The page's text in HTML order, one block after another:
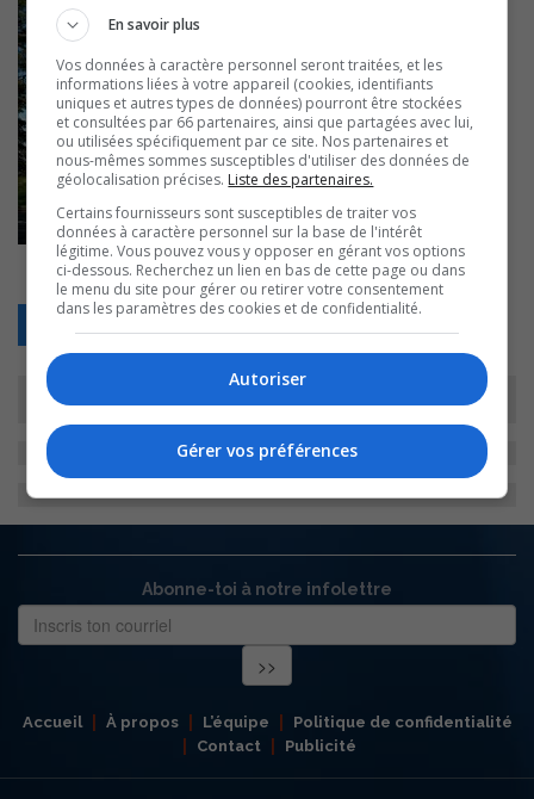
Abonne-toi à notre infolettre
Accueil À propos L’équipe
Politique de confidentialité
Contact
Publicité
En savoir plus
Vos données à caractère personnel seront traitées, et les
informations liées à votre appareil (cookies, identifiants
uniques et autres types de données) pourront être stockées
et consultées par 66 partenaires, ainsi que partagées avec lui,
ou utilisées spécifiquement par ce site. Nos partenaires et
nous-mêmes sommes susceptibles d'utiliser des données de
géolocalisation précises. Liste des partenaires.
Certains fournisseurs sont susceptibles de traiter vos
données à caractère personnel sur la base de l'intérêt
légitime. Vous pouvez vous y opposer en gérant vos options
ci-dessous. Recherchez un lien en bas de cette page ou dans
le menu du site pour gérer ou retirer votre consentement
dans les paramètres des cookies et de confidentialité.
Autoriser
Gérer vos préférences